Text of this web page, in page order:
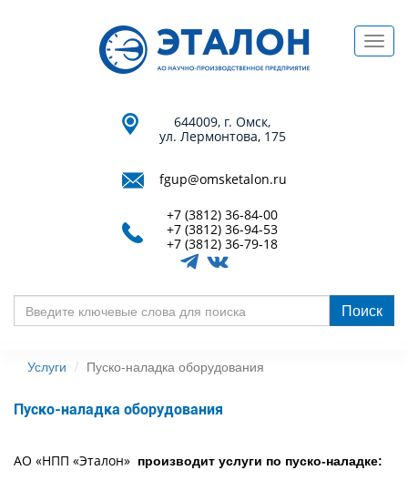
644009, г. Омск,
ул. Лермонтова, 175
fgup@omsketalon.ru
+7 (3812) 36-84-00
+7 (3812) 36-94-53
+7 (3812) 36-79-18
слова
поиска
Поиск
Услуги Пуско-наладка оборудования
Пуско-наладка оборудования
АО «НПП «Эталон» производит услуги по пуско-наладке: